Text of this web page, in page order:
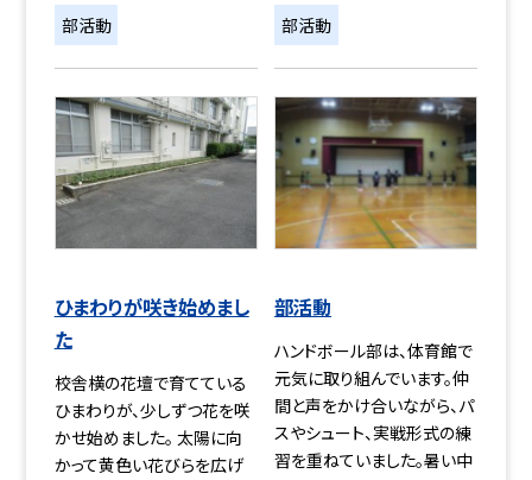
部活動
部活動
ひまわりが咲き始めまし
た
校舎横の花壇で育てている
ひまわりが、少しずつ花を咲
かせ始めました。 太陽に向
かって黄色い花びらを広げ
部活動
ハンドボール部は、体育館で
元気に取り組んでいます。仲
間と声をかけ合いながら、パ
スやシュート、実戦形式の練
習を重ねていました。暑い中